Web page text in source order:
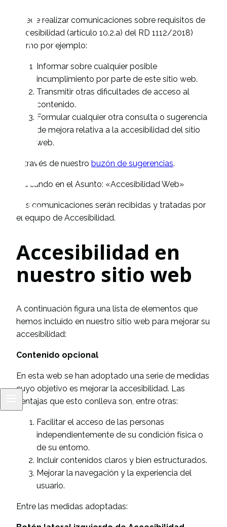
Puede realizar comunicaciones sobre requisitos de
accesibilidad (artículo 10.2.a) del RD 1112/2018)
como por ejemplo:
Informar sobre cualquier posible
incumplimiento por parte de este sitio web.
Transmitir otras dificultades de acceso al
contenido.
Formular cualquier otra consulta o sugerencia
de mejora relativa a la accesibilidad del sitio
web.
A través de nuestro buzón de sugerencias.
Indicando en el Asunto: «Accesibilidad Web»
Las comunicaciones serán recibidas y tratadas por
el equipo de Accesibilidad.
Accesibilidad en
nuestro sitio web
A continuación figura una lista de elementos que
hemos incluido en nuestro sitio web para mejorar su
accesibilidad:
Contenido opcional
En esta web se han adoptado una serie de medidas
cuyo objetivo es mejorar la accesibilidad. Las
ventajas que esto conlleva son, entre otras:
Facilitar el acceso de las personas
independientemente de su condición física o
de su entorno.
Incluir contenidos claros y bien estructurados.
Mejorar la navegación y la experiencia del
usuario.
Entre las medidas adoptadas: